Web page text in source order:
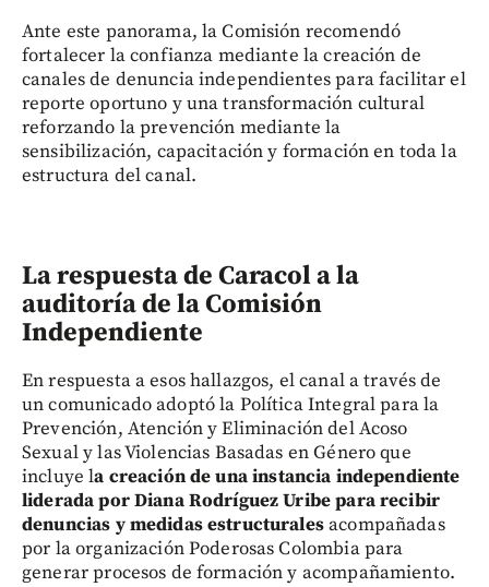
Ante este panorama, la Comisión recomendó
fortalecer la confianza mediante la creación de
canales de denuncia independientes para facilitar el
reporte oportuno y una transformación cultural
reforzando la prevención mediante la
sensibilización, capacitación y formación en toda la
estructura del canal.
La respuesta de Caracol a la
auditoría de la Comisión
Independiente
En respuesta a esos hallazgos, el canal a través de
un comunicado adoptó la Política Integral para la
Prevención, Atención y Eliminación del Acoso
Sexual y las Violencias Basadas en Género que
incluye la creación de una instancia independiente
liderada por Diana Rodríguez Uribe para recibir
denuncias y medidas estructuralesacompañadas
por la organización Poderosas Colombia para
generar procesos de formación y acompañamiento.